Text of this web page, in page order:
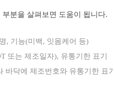
분을 살펴보면 도움이 됩니다.
, 기능(미백, 잇몸케어 등)
또는 제조일자), 유통기한 표기
바닥에 제조번호와 유통기한 표